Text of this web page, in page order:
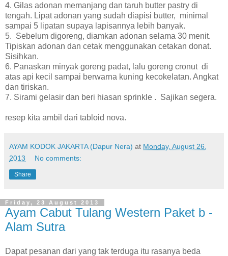
4. Gilas adonan memanjang dan taruh butter pastry di
tengah. Lipat adonan yang sudah diapisi butter, minimal
sampai 5 lipatan supaya lapisannya lebih banyak.
5. Sebelum digoreng, diamkan adonan selama 30 menit.
Tipiskan adonan dan cetak menggunakan cetakan donat.
Sisihkan.
6. Panaskan minyak goreng padat, lalu goreng cronut di
atas api kecil sampai berwarna kuning kecokelatan. Angkat
dan tiriskan.
7. Sirami gelasir dan beri hiasan sprinkle . Sajikan segera.
resep kita ambil dari tabloid nova.
AYAM KODOK JAKARTA (Dapur Nera) at Monday, August 26,
2013
No comments:
Share
Friday, 23 August 2013
Ayam Cabut Tulang Western Paket b -
Alam Sutra
Dapat pesanan dari yang tak terduga itu rasanya beda